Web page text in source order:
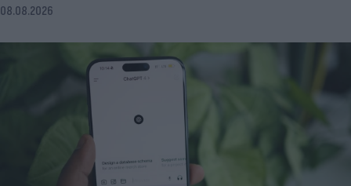
08.08.2026